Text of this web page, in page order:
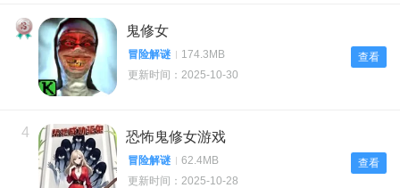
3 鬼修女
冒险解谜
174.3MB
更新时间：2025-10-30
查看
4 恐怖鬼修女游戏
冒险解谜
62.4MB
更新时间：2025-10-28
查看